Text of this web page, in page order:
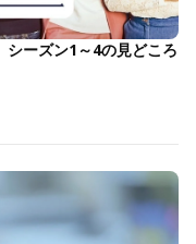
ーズン1～4の見どころ